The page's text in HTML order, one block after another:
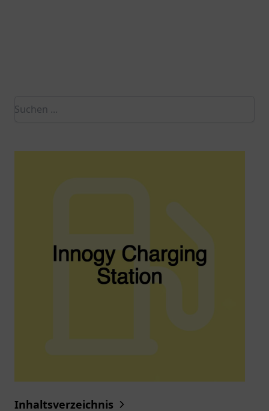
Inhaltsverzeichnis